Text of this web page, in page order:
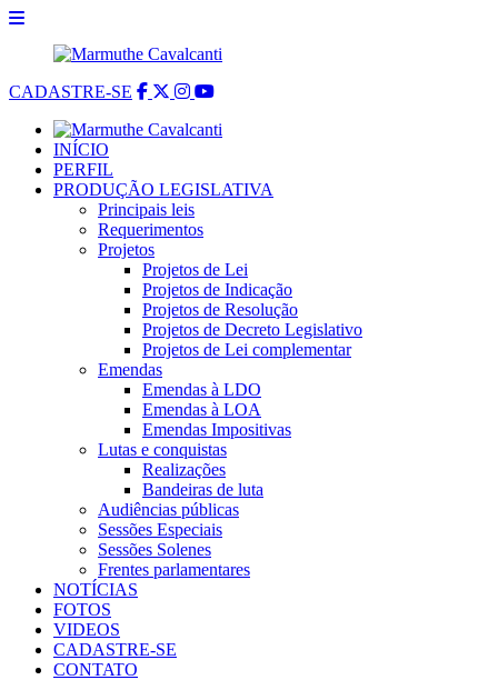
CADASTRE-SE
INÍCIO
PERFIL
PRODUÇÃO LEGISLATIVA
Principais leis
Requerimentos
Projetos
Projetos de Lei
Projetos de Indicação
Projetos de Resolução
Projetos de Decreto Legislativo
Projetos de Lei complementar
Emendas
Emendas à LDO
Emendas à LOA
Emendas Impositivas
Lutas e conquistas
Realizações
Bandeiras de luta
Audiências públicas
Sessões Especiais
Sessões Solenes
Frentes parlamentares
NOTÍCIAS
FOTOS
VIDEOS
CADASTRE-SE
CONTATO